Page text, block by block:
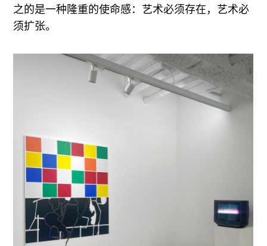
之的是一种隆重的使命感：艺术必须存在，艺术必
须扩张。